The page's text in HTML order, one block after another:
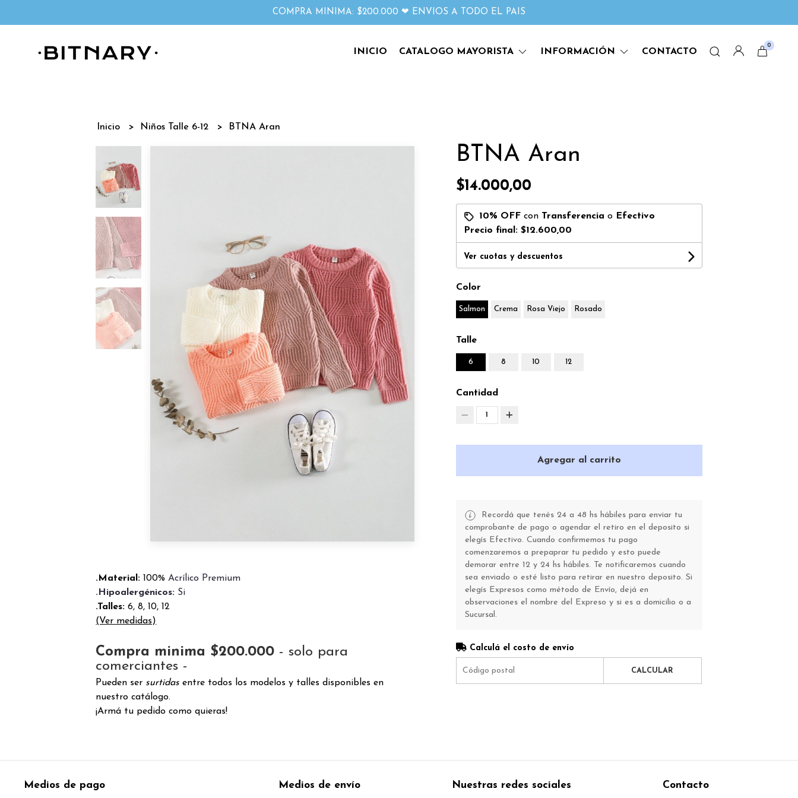
COMPRA MINIMA: $200.000 ❤ ENVIOS A TODO EL PAIS
INICIO CATALOGO MAYORISTA INFORMACIÓN CONTACTO
0
Inicio Niños Talle 6-12 BTNA Aran
.Material:100%Acrílico Premium
.Hipoalergénicos: Si
.Talles: 6, 8, 10, 12
(Ver medidas)
Compra minima $200.000 - solo para
comerciantes -
Pueden ser surtidasentre todos los modelos y talles disponibles en
nuestro catálogo.
¡Armá tu pedido como quieras!
BTNA Aran
$14.000,00
10% OFFcon Transferencia o Efectivo
Precio final: $12.600,00
Ver cuotas y descuentos
Color
Salmon Crema Rosa Viejo Rosado
Talle
6 8 10 12
Cantidad
1
Agregar al carrito
Recordá que tenés 24 a 48 hs hábiles para enviar tu
comprobante de pago o agendar el retiro en el deposito si
elegís Efectivo. Cuando confirmemos tu pago
comenzaremos a prepaprar tu pedido y esto puede
demorar entre 12 y 24 hs hábiles. Te notificaremos cuando
sea enviado o esté listo para retirar en nuestro deposito. Si
elegís Expresos como método de Envío, dejá en
observaciones el nombre del Expreso y si es a domicilio o a
Sucursal.
Calculá el costo de envío
CALCULAR
Medios de pago Medios de envío Nuestras redes sociales Contacto